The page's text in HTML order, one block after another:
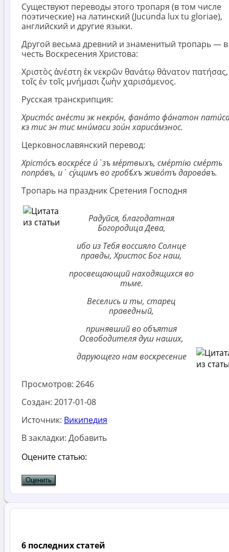
Существуют переводы этого тропаря (в том числе
поэтические) на латинский (Jucunda lux tu gloriae),
английский и другие языки.
Другой весьма древний и знаменитый тропарь — в
честь Воскресения Христова:
Χριστὸς ἀνέστη ἐκ νεκρῶν θανάτῳ θάνατον πατήσας,
τοῖς ἐν τοῖς μνήμασι ζωὴν χαρισάμενος.
Русская транскрипция:
Христо́с ане́сти эк некро́н, фана́то фа́натон
кэ тис эн тис мни́маси зои́н хариса́мэнос.
Церковнославянский перевод:
Хрісто́съ воскре́се и́҆зъ ме́ртвыхъ, сме́ртію сме́рть
попра́въ, и҆ су́щимъ во гробѣ́хъ живо́тъ дарова́въ.
Тропарь на праздник Сретения Господня
Радуйся, благодатная
Богородица Дева,
ибо из Тебя воссияло Солнце
правды, Христос Бог наш,
просвещающий находящихся во
тьме.
Веселись и ты, старец
праведный,
принявший во объятия
Освободителя душ наших,
дарующего нам воскресение
Просмотров: 2646
Создан: 2017-01-08
Источник: Википедия
В закладки: Добавить
Оцените статью:
6 последних статей